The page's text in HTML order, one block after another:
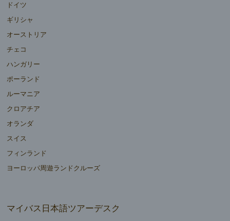
ドイツ
ギリシャ
オーストリア
チェコ
ハンガリー
ポーランド
ルーマニア
クロアチア
オランダ
スイス
フィンランド
ヨーロッパ周遊ランドクルーズ
マイバス日本語ツアーデスク